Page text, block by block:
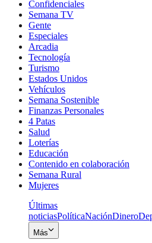
Confidenciales
Semana TV
Gente
Especiales
Arcadia
Tecnología
Turismo
Estados Unidos
Vehículos
Semana Sostenible
Finanzas Personales
4 Patas
Salud
Loterías
Educación
Contenido en colaboración
Semana Rural
Mujeres
Últimas
noticiasPolíticaNaciónDinero
Más